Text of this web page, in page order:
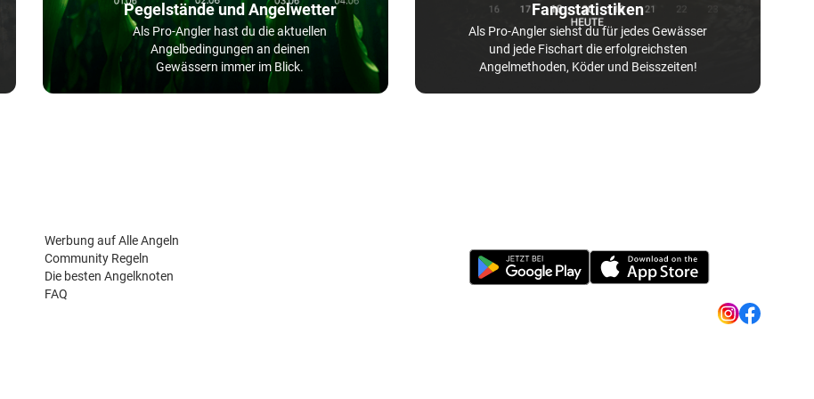
Pegelstände und Angelwetter
Als Pro-Angler hast du die aktuellen
Angelbedingungen an deinen
Gewässern immer im Blick.
Fangstatistiken
Als Pro-Angler siehst du für jedes Gewässer
und jede Fischart die erfolgreichsten
Angelmethoden, Köder und Beisszeiten!
Werbung auf Alle Angeln
Community Regeln
Die besten Angelknoten
FAQ